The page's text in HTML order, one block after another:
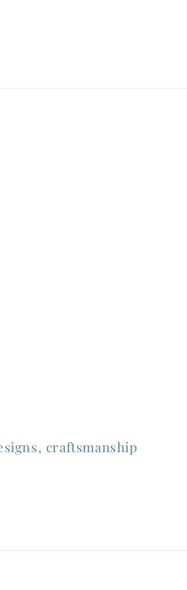
craftsmanship